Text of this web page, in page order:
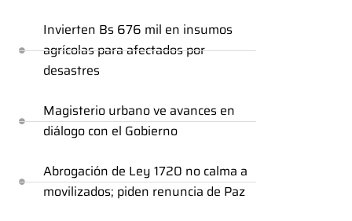
Invierten Bs 676 mil en insumos
agrícolas para afectados por
desastres
Magisterio urbano ve avances en
diálogo con el Gobierno
Abrogación de Ley 1720 no calma a
movilizados; piden renuncia de Paz